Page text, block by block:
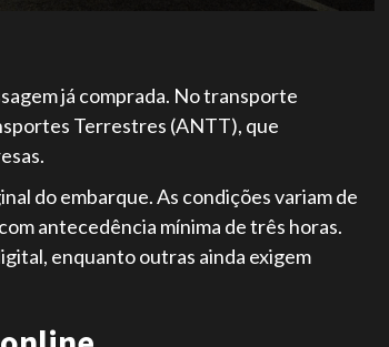
já comprada. No transporte
Terrestres (ANTT), que
do embarque. As condições variam de
antecedência mínima de três horas.
enquanto outras ainda exigem